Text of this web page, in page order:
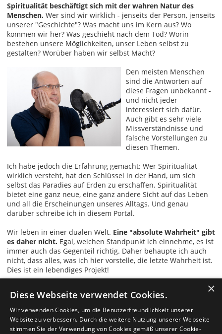
Spiritualität beschäftigt sich mit der wahren Natur des
Menschen. Wer sind wir wirklich - jenseits der Person, jenseits
unserer "Geschichte"? Was macht uns im Kern aus? Wo
kommen wir her? Was geschieht nach dem Tod? Worin
bestehen unsere Möglichkeiten, unser Leben selbst zu
gestalten? Worüber haben wir selbst Macht?
Den meisten Menschen
sind die Antworten auf
diese Fragen unbekannt -
und nicht jeder
interessiert sich dafür.
Auch gibt es sehr viele
Missverständnisse und
falsche Vorstellungen zu
diesen Themen.
Ich habe jedoch die Erfahrung gemacht: Wer Spiritualität
wirklich versteht, hat den Schlüssel in der Hand, um sich
selbst das Paradies auf Erden zu erschaffen. Spiritualität
bietet eine ganz neue, eine ganz andere Sicht auf das Leben
und all die Erscheinungen unseres Alltags. Und genau
darüber schreibe ich in diesem Portal.
Wir leben in einer dualen Welt. Eine "absolute Wahrheit" gibt
es daher nicht. Egal, welchen Standpunkt ich einnehme, es ist
immer auch das Gegenteil richtig. Daher behaupte ich auch
nicht, dass alles, was ich hier vorstelle, die letzte Wahrheit ist.
Dies ist ein lebendiges Projekt!
Falls du bei den einzelnen Themen etwas kommentieren,
kritisieren oder ergänzen möchtest, freue ich mich über dein
Feedback!
×
Diese Webseite verwendet Cookies.
Wir verwenden Cookies, um die Benutzerfreundlichkeit unserer
Website zu verbessern. Durch die weitere Nutzung unserer Webseite
stimmen Sie der Verwendung von Cookies gemäß unserer Cookie-